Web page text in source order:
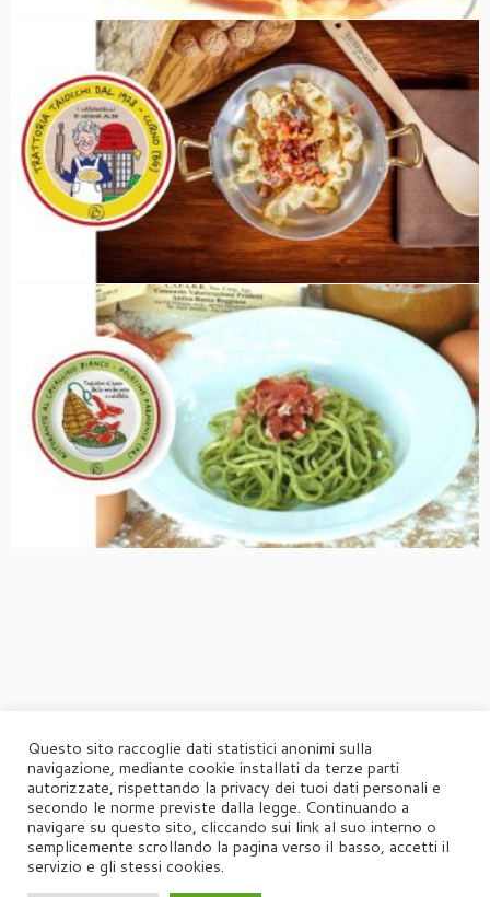
Questo sito raccoglie dati statistici anonimi sulla
navigazione, mediante cookie installati da terze parti
autorizzate, rispettando la privacy dei tuoi dati personali e
secondo le norme previste dalla legge. Continuando a
navigare su questo sito, cliccando sui link al suo interno o
semplicemente scrollando la pagina verso il basso, accetti il
servizio e gli stessi cookies.